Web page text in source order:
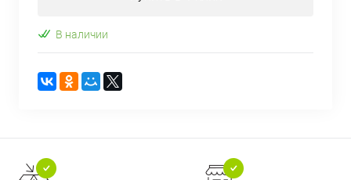
В наличии